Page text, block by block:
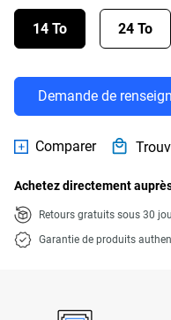
14 To 24 To
Demande de
Comparer
Achetez directement
Retours gratuits sous 30
Garantie de produits